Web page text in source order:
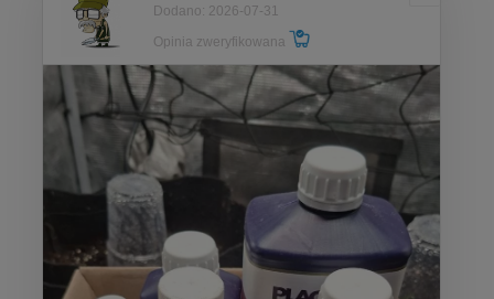
Dodano: 2026-07-31
Opinia zweryfikowana